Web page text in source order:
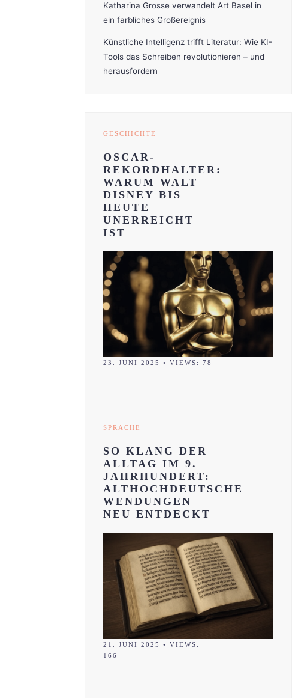
Katharina Grosse verwandelt Art Basel in
ein farbliches Großereignis
Künstliche Intelligenz trifft Literatur: Wie KI-
Tools das Schreiben revolutionieren – und
herausfordern
GESCHICHTE
OSCAR-
REKORDHALTER:
WARUM WALT
DISNEY BIS
HEUTE
UNERREICHT
IST
23. JUNI 2025 • VIEWS: 78
SPRACHE
SO KLANG DER
ALLTAG IM 9.
JAHRHUNDERT:
ALTHOCHDEUTSCHE
WENDUNGEN
NEU ENTDECKT
21. JUNI 2025 • VIEWS:
166